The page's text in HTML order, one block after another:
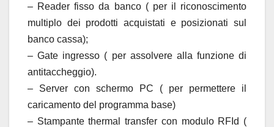
– Reader fisso da banco ( per il riconoscimento
multiplo dei prodotti acquistati e posizionati sul
banco cassa);
– Gate ingresso ( per assolvere alla funzione di
antitaccheggio).
– Server con schermo PC ( per permettere il
caricamento del programma base)
– Stampante thermal transfer con modulo RFId (